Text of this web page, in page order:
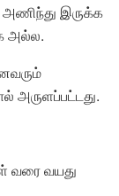
அணிந்து இருக்க
அல்ல.
அருளப்பட்டது.
வரை வயது